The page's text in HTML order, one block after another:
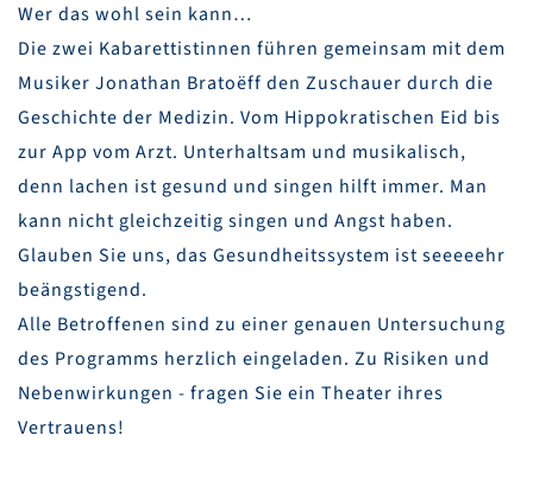
Wer das wohl sein kann…
Die zwei Kabarettistinnen führen gemeinsam mit dem
Musiker Jonathan Bratoëff den Zuschauer durch die
Geschichte der Medizin. Vom Hippokratischen Eid bis
zur App vom Arzt. Unterhaltsam und musikalisch,
denn lachen ist gesund und singen hilft immer. Man
kann nicht gleichzeitig singen und Angst haben.
Glauben Sie uns, das Gesundheitssystem ist seeeeehr
beängstigend.
Alle Betroffenen sind zu einer genauen Untersuchung
des Programms herzlich eingeladen. Zu Risiken und
Nebenwirkungen - fragen Sie ein Theater ihres
Vertrauens!